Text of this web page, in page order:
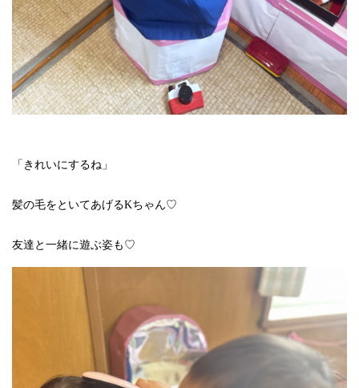
「きれいにするね」
髪の毛をといてあげるKちゃん♡
友達と一緒に遊ぶ姿も♡